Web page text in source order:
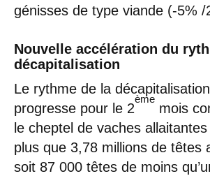
génisses de type viande (-5% /
Nouvelle accélération du
décapitalisation
Le rythme de la
progresse pour le 2
ème
mois
le cheptel de vaches
plus que 3,78 millions de têtes
soit 87 000 têtes de moins